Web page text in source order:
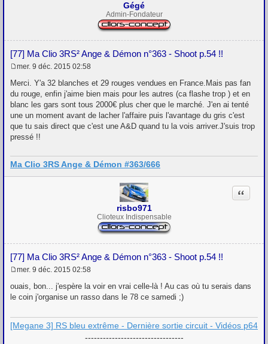
Gégé
Admin-Fondateur
[77] Ma Clio 3RS² Ange & Démon n°363 - Shoot p.54 !!
e
s
a
g
e
mer. 9 déc. 2015 02:58
Merci. Y'a 32 blanches et 29 rouges vendues en France.Mais pas fan
du rouge, enfin j'aime bien mais pour les autres (ca flashe trop ) et en
blanc les gars sont tous 2000€ plus cher que le marché. J'en ai tenté
une un moment avant de lacher l'affaire puis l'avantage du gris c'est
que tu sais direct que c'est une A&D quand tu la vois arriver.J'suis trop
pressé !!
Ma Clio 3RS Ange & Démon #363/666
risbo971
Clioteux Indispensable
[77] Ma Clio 3RS² Ange & Démon n°363 - Shoot p.54 !!
Citation
e
s
g
e
mer. 9 déc. 2015 02:58
ouais, bon... j'espère la voir en vrai celle-là ! Au cas où tu serais dans
le coin j'organise un rasso dans le 78 ce samedi ;)
[Megane 3] RS bleu extrême - Dernière sortie circuit - Vidéos p64
---------------------------------